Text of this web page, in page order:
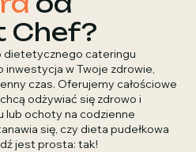
Chef?
dietetycznego cateringu
w Twoje zdrowie,
czas. Oferujemy całościowe
odżywiać się zdrowo i
lub ochoty na codzienne
się, czy dieta pudełkowa
jest prosta: tak!